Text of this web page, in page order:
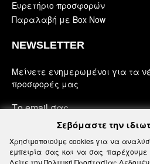
Ευρετήριο προσφορών
Παραλαβή με Box Now
NEWSLETTER
Μείνετε ενημερωμένοι για τα
προσφορές μας
Έχω διαβάσει και αποδέχομαι
Ασφάλεια, Όροι Χρήσης &
Σεβόμαστε την
Χρησιμοποιούμε cookies για να
εμπειρία σας και να σας παρέχουμε
Δείτε τηνΠολιτική Προστασίας